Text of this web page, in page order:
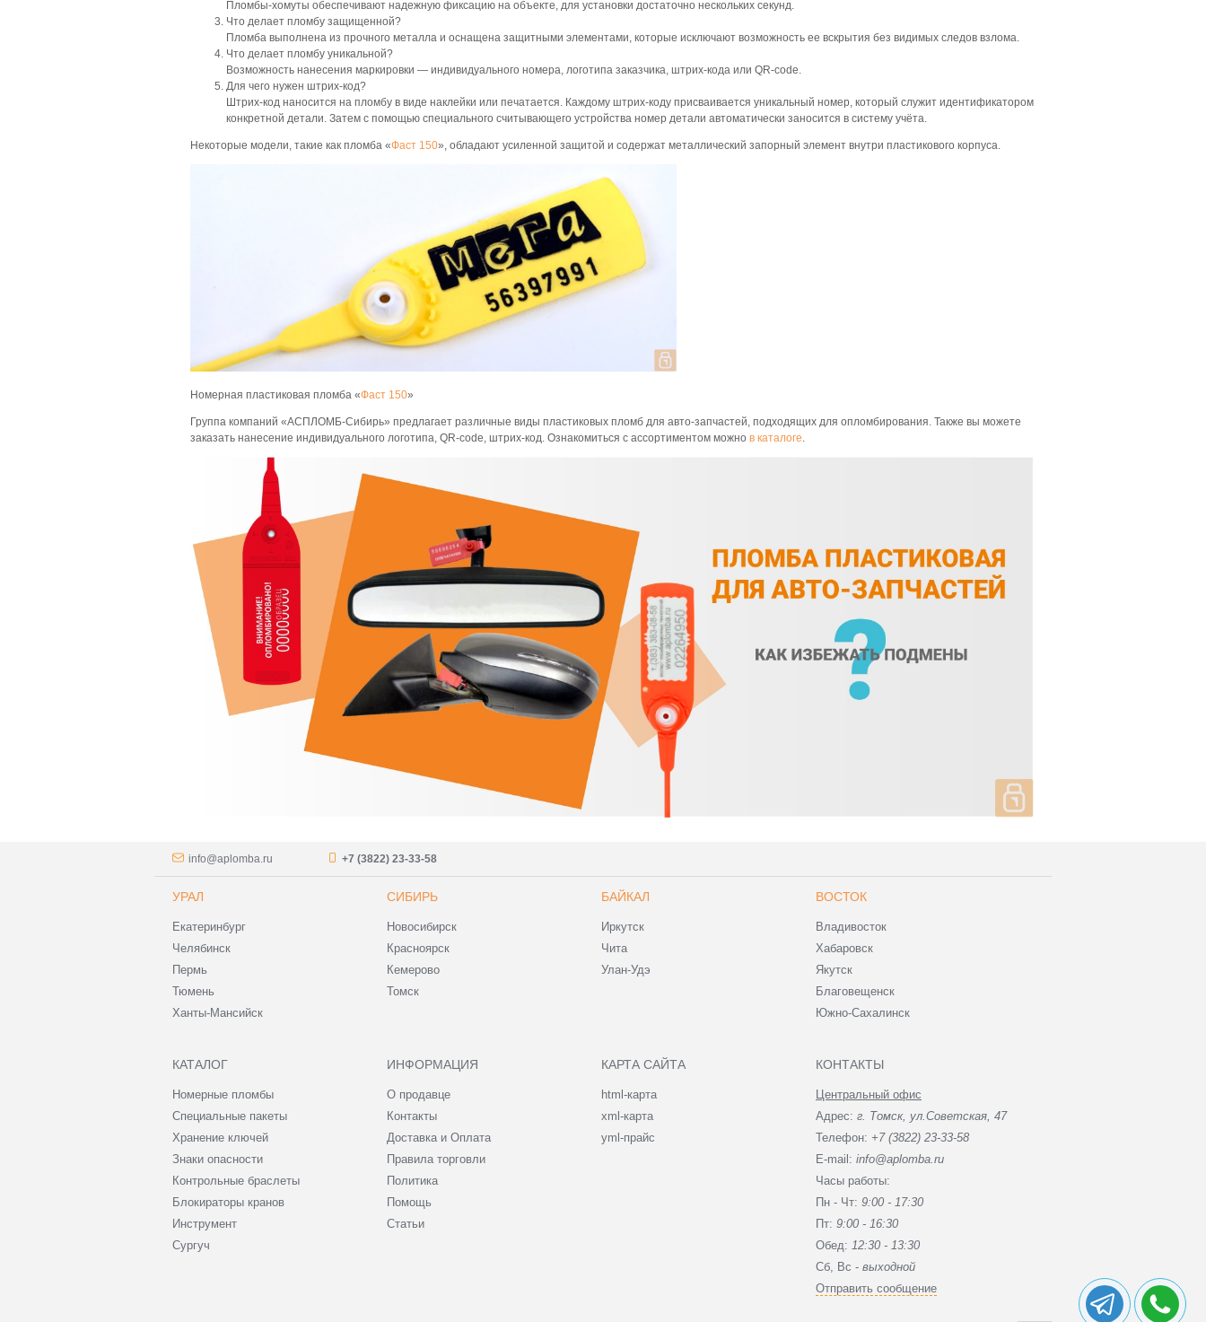
Пломбы-хомуты обеспечивают надежную фиксацию на объекте, для установки достаточно нескольких секунд.
Что делает пломбу защищенной?
Пломба выполнена из прочного металла и оснащена защитными элементами, которые исключают возможность ее вскрытия без видимых следов взлома.
Что делает пломбу уникальной?
Возможность нанесения маркировки — индивидуального номера, логотипа заказчика, штрих-кода или QR-code.
Для чего нужен штрих-код?
Штрих-код наносится на пломбу в виде наклейки или печатается. Каждому штрих-коду присваивается уникальный номер, который служит идентификатором
конкретной детали. Затем с помощью специального считывающего устройства номер детали автоматически заносится в систему учёта.
Некоторые модели, такие как пломба «Фаст 150», обладают усиленной защитой и содержат металлический запорный элемент внутри пластикового корпуса.
Номерная пластиковая пломба «Фаст 150»
Группа компаний «АСПЛОМБ-Сибирь» предлагает различные виды пластиковых пломб для авто-запчастей, подходящих для опломбирования. Также вы можете
заказать нанесение индивидуального логотипа, QR-code, штрих-код. Ознакомиться с ассортиментом можно в каталоге
info@aplomba.ru +7 (3822) 23-33-58
УРАЛ
Екатеринбург
Челябинск
Пермь
Тюмень
Ханты-Мансийск
СИБИРЬ
Новосибирск
Красноярск
Кемерово
Томск
БАЙКАЛ
Иркутск
Чита
Улан-Удэ
ВОСТОК
Владивосток
Хабаровск
Якутск
Благовещенск
Южно-Сахалинск
КАТАЛОГ
Номерные пломбы
Специальные пакеты
Хранение ключей
Знаки опасности
Контрольные браслеты
Блокираторы кранов
Инструмент
Сургуч
ИНФОРМАЦИЯ
О продавце
Контакты
Доставка и Оплата
Правила торговли
Политика
Помощь
Статьи
КАРТА САЙТА
html-карта
xml-карта
yml-прайс
КОНТАКТЫ
Центральный офис
Адрес: г. Томск, ул.Советская, 47
Телефон: +7 (3822) 23-33-58
E-mail: info@aplomba.ru
Часы работы:
Пн - Чт: 9:00 - 17:30
Пт: 9:00 - 16:30
Обед: 12:30 - 13:30
Сб, Вc - выходной
Отправить сообщение